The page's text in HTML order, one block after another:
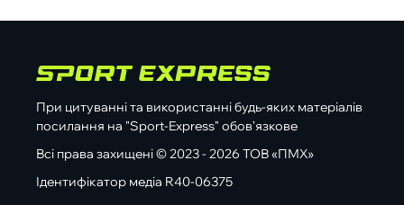
При цитуванні та використанні будь-яких матеріалів
посилання на "Sport-Express" обов'язкове
Всі права захищені © 2023 - 2026 ТОВ «ПМХ»
Ідентифікатор медіа R40-06375